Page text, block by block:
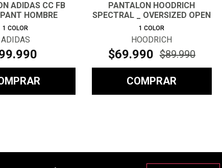
ADIDAS CC FB
HOMBRE
1 COLOR
ADIDAS
.990
PANTALON HOODRICH
SPECTRAL _ OVERSIZED OPEN
HEM JO
1 COLOR
HOODRICH
$69.990 $89.990
COMPRAR